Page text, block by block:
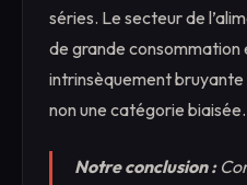
séries. Le secteur de
de grande consommation
intrinsèquement bruyante
non une catégorie biaisée.
Notre conclusion :